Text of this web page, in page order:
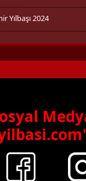
Yılbaşı 2024